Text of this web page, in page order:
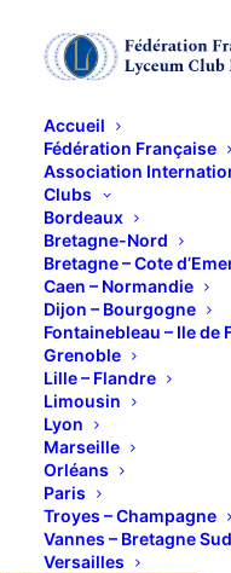
Accueil
Fédération Française
Association
Clubs
Bordeaux
Bretagne-Nord
Bretagne – Cote
Caen – Normandie
Dijon – Bourgogne
Fontainebleau – Ile de
Grenoble
Lille – Flandre
Limousin
Lyon
Marseille
Orléans
Paris
Troyes – Champagne
Vannes – Bretagne Sud
Versailles
Mardi 17 février à
Le Malade imaginaire